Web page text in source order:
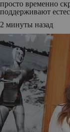
просто временно
поддерживают
2 минуты назад